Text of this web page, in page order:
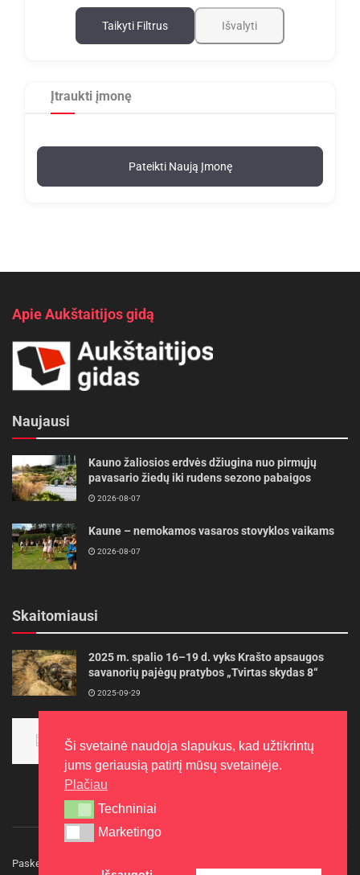
Taikyti Filtrus Išvalyti
Įtraukti įmonę
Pateikti Naują Įmonę
Apie Aukštaitijos gidą
Naujausi
Kauno žaliosios erdvės džiugina nuo pirmųjų
pavasario žiedų iki rudens sezono pabaigos
2026-08-07
Kaune – nemokamos vasaros stovyklos vaikams
2026-08-07
Skaitomiausi
2025 m. spalio 16–19 d. vyks Krašto apsaugos
savanorių pajėgų pratybos „Tvirtas skydas 8“
2025-09-29
aukso
2015-10-30
Paskelbkite naujieną
Ši svetainė naudoja slapukus, kad užtikrintų
jums geriausią patirtį mūsų svetainėje.
Plačiau
Techniniai
Techniniai
Marketingo
Marketingo